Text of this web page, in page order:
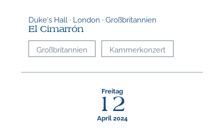
Duke's Hall · London · Großbritannien
El Cimarrón
Großbritannien Kammerkonzert
Freitag
12
April 2024